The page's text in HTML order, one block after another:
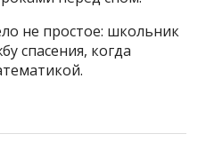
не простое: школьник
спасения, когда